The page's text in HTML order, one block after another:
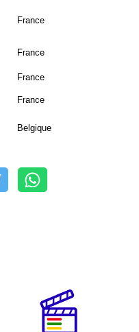
France
France
France
France
Belgique